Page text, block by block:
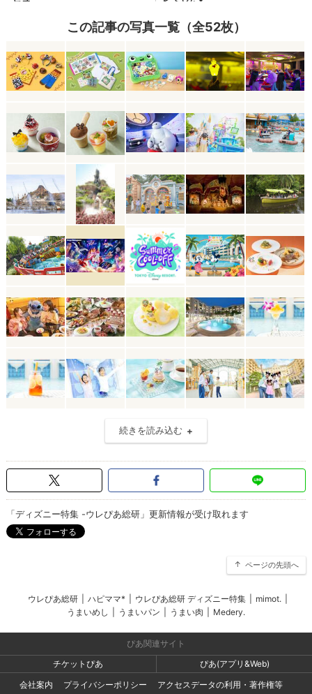
この記事の写真一覧（全52枚）
続きを読み込む
「ディズニー特集 -ウレぴあ総研」更新情報が受け取れます
ページの先頭へ
ウレぴあ総研 ハピママ* ウレぴあ総研 ディズニー特集 mimot.
うまいめし
うまいパン うまい肉 Medery.
ぴあ関連サイト
チケットぴあ
ぴあ(アプリ&Web)
会社案内
プライバシーポリシー アクセスデータの利用・著作権等